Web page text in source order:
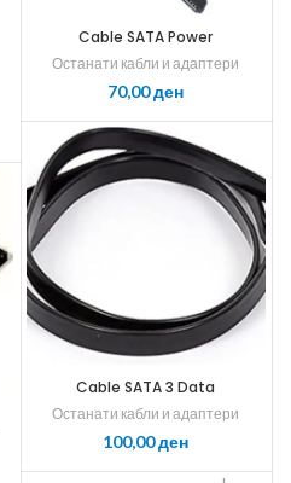
Cable SATA Power
Останати кабли и адаптери
ден
Cable SATA 3 Data
Останати кабли и адаптери
ден